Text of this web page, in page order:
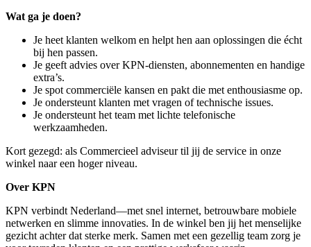
Wat ga je doen?
Je heet klanten welkom en helpt hen aan oplossingen die écht
bij hen passen.
Je geeft advies over KPN-diensten, abonnementen en handige
extra’s.
Je spot commerciële kansen en pakt die met enthousiasme op.
Je ondersteunt klanten met vragen of technische issues.
Je ondersteunt het team met lichte telefonische
werkzaamheden.
Kort gezegd: als Commercieel adviseur til jij de service in onze
winkel naar een hoger niveau.
Over KPN
KPN verbindt Nederland—met snel internet, betrouwbare mobiele
netwerken en slimme innovaties. In de winkel ben jij het menselijke
gezicht achter dat sterke merk. Samen met een gezellig team zorg je